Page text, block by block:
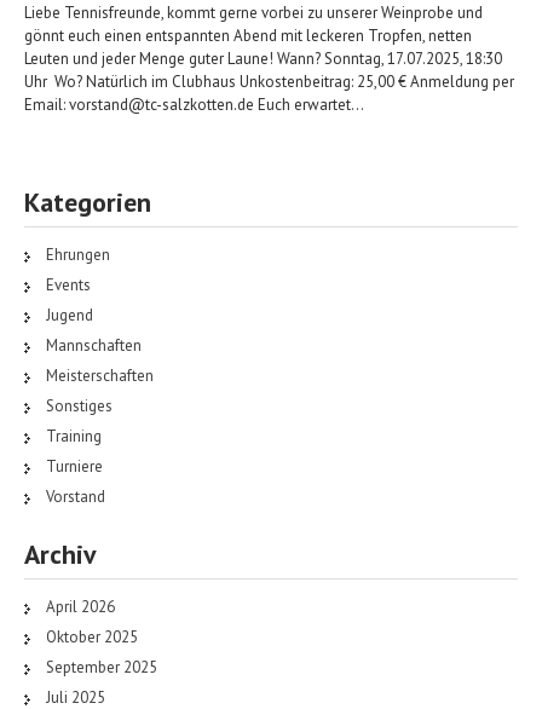
Liebe Tennisfreunde, kommt gerne vorbei zu unserer Weinprobe und
gönnt euch einen entspannten Abend mit leckeren Tropfen, netten
Leuten und jeder Menge guter Laune! Wann? Sonntag, 17.07.2025, 18:30
Uhr Wo? Natürlich im Clubhaus Unkostenbeitrag: 25,00 € Anmeldung per
Email: vorstand@tc-salzkotten.de Euch erwartet…
Kategorien
Ehrungen
Events
Jugend
Mannschaften
Meisterschaften
Sonstiges
Training
Turniere
Vorstand
Archiv
April 2026
Oktober 2025
September 2025
Juli 2025